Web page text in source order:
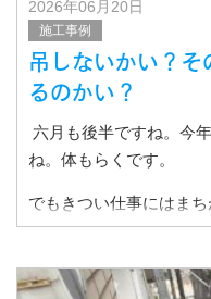
2026年06月20日
施工事例
吊しないかい？
るのかい？
六月も後半ですね。今
ね。体もらくです。
でもきつい仕事にはまち
です。